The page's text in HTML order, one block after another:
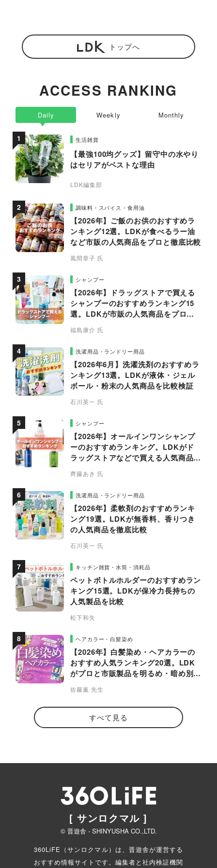
トップへ
ACCESS RANKING
Daily
生活雑貨
【最強100均グッズ】留守中の水やり
はセリアがベストな理由
LDK編集部
調味料・スパイス・食用油
【2026年】ご飯のお供のおすすめラ
ンキング12選。LDKが食べるラー油
など市販の人気商品をプロと徹底比較
風間章子 氏
シャンプー
【2026年】ドラッグストアで買える
シャンプーのおすすめランキング15
選。LDKが市販の人気商品をプロと
福島康介 氏
洗濯用品・ランドリー用品
【2026年6月】洗濯洗剤のおすすめラ
ンキング13選。LDKが液体・ジェル
ボール・粉末の人気商品を比較検証
石川英一 氏
シャンプー
【2026年】オールインワンシャンプ
ーのおすすめランキング。LDKがド
ラッグストアなどで買える人気商品を
齊藤あき 氏
洗濯用品・ランドリー用品
【2026年】柔軟剤のおすすめランキ
ング19選。LDKが無香料、香りつき
の人気商品を徹底比較
石川英一 氏
キッチン雑貨・水筒・消耗品
ペットボトルホルダーのおすすめラン
キング15選。LDKが保冷力長持ちの
人気製品を比較
松下和矢
ヘアカラー・白髪染め
【2026年】白髪染め・ヘアカラーの
おすすめ人気ランキング20選。LDK
がプロと市販製品を明るめ・暗め別に
佐藤薫 先生
すべて見る
Weekly Monthly
[ サンロクマル ]
© 晋遊舎 - SHINYUSHA CO.,LTD.
360LiFE（サンロクマル）は、晋遊舎が運営する
おすすめ情報サイトです。編集者と社内検証機関